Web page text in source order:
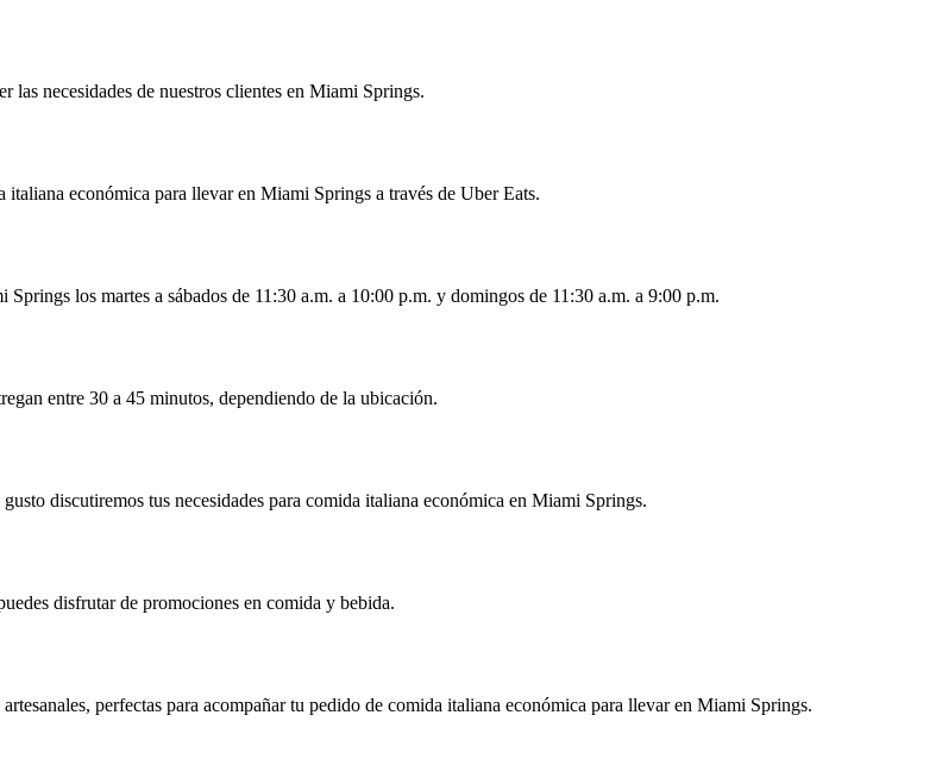
las necesidades de nuestros clientes en Miami Springs.
económica para llevar en Miami Springs a través de Uber Eats.
los martes a sábados de 11:30 a.m. a 10:00 p.m. y domingos de 11:30 a.m. a 9:00 p.m.
entre 30 a 45 minutos, dependiendo de la ubicación.
discutiremos tus necesidades para comida italiana económica en Miami Springs.
disfrutar de promociones en comida y bebida.
perfectas para acompañar tu pedido de comida italiana económica para llevar en Miami Springs.